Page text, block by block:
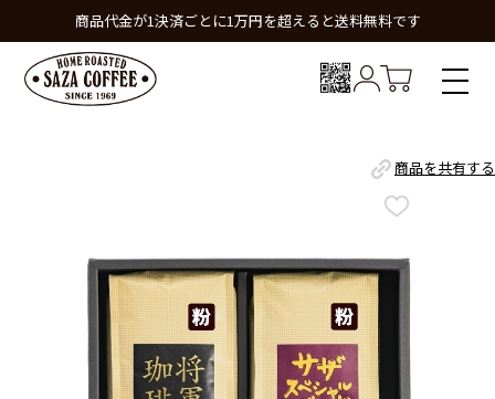
商品代金が1決済ごとに1万円を超えると送料無料です
商品を共有する